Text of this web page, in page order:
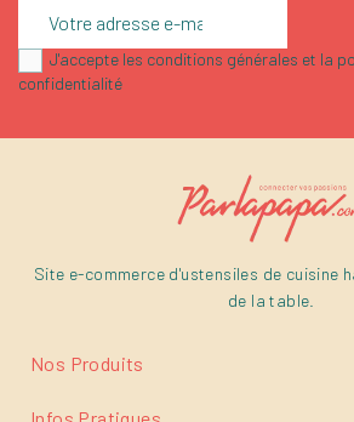
J'accepte les conditions générales et la
confidentialité
Site e-commerce d'ustensiles de cuisine
de la table.
Nos Produits